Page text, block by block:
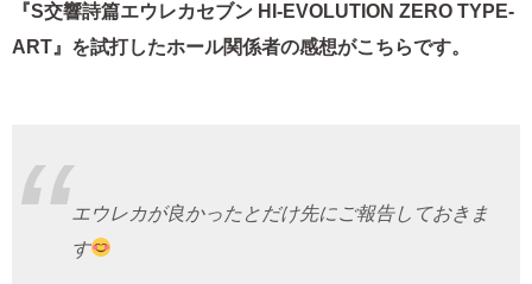
『S交響詩篇エウレカセブン HI-EVOLUTION ZERO TYPE-
ART』を試打したホール関係者の感想がこちらです。
エウレカが良かったとだけ先にご報告しておきま
す